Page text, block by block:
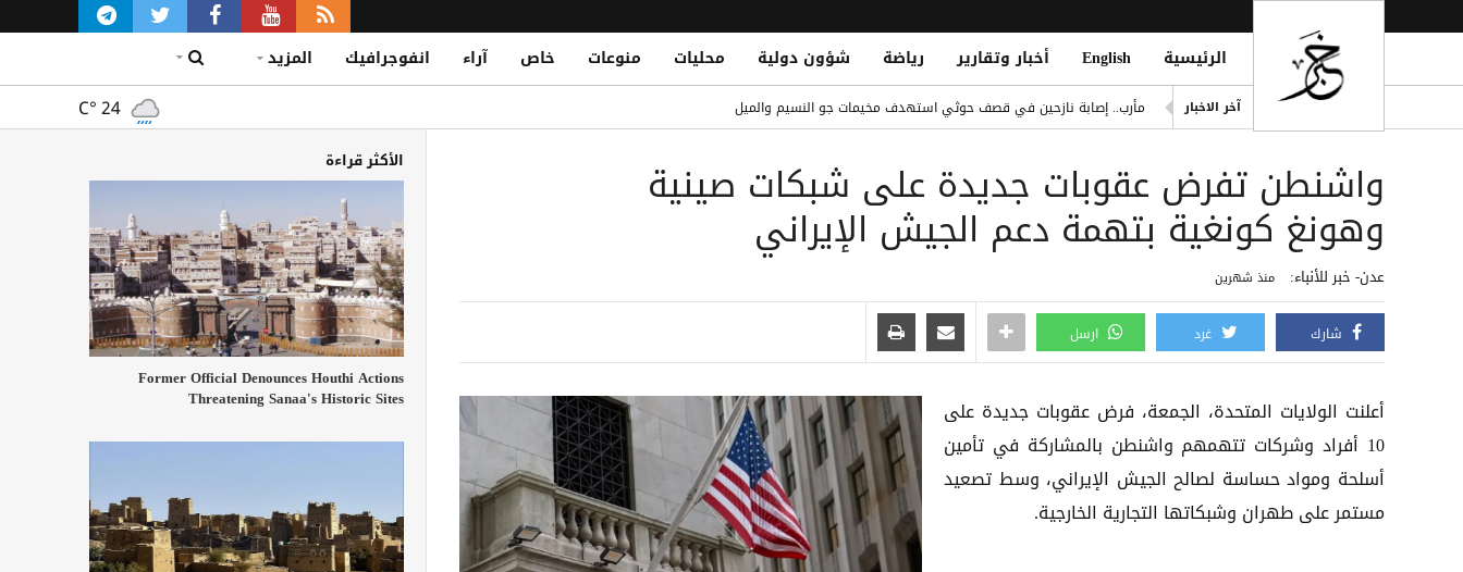
الرئيسية English أخبار وتقارير رياضة شؤون دولية محليات منوعات خاص آراء انفوجرافيك المزيد
آخر الاخبار
مأرب.. إصابة نازحين في قصف حوثي استهدف مخيمات جو النسيم والميل
السعودية وتركيا وباكستان توقّع اتفاقية مكة للدفاع المشترك
اليمن.. تصعيد حوثي بالصواريخ والمسيّرات في مأرب وشبوة وحضرموت
ثبات الريال في صنعاء.. استقرار نقدي أم انكماش اقتصادي؟
C° 24
واشنطن تفرض عقوبات جديدة على شبكات صينية
وهونغ كونغية بتهمة دعم الجيش الإيراني
عدن- خبر للأنباء: منذ شهرين
شارك غرد ارسل
أعلنت الولايات المتحدة، الجمعة، فرض عقوبات جديدة على
10 أفراد وشركات تتهمهم واشنطن بالمشاركة في تأمين
أسلحة ومواد حساسة لصالح الجيش الإيراني، وسط تصعيد
مستمر على طهران وشبكاتها التجارية الخارجية.
الأكثر قراءة
Former Official Denounces Houthi Actions
Threatening Sanaa's Historic Sites